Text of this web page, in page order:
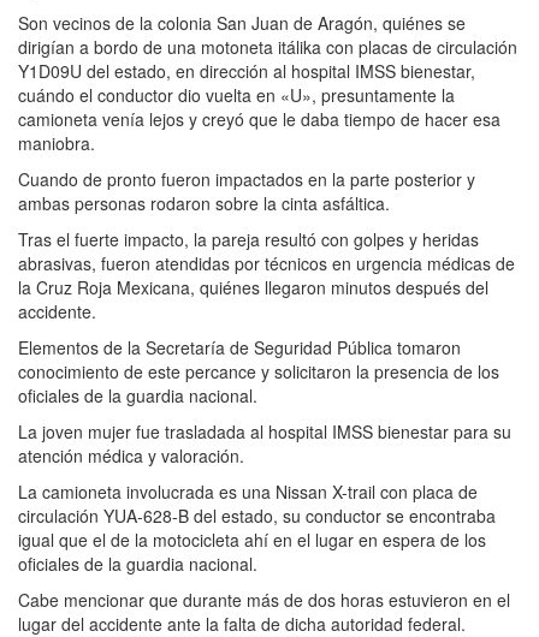
Son vecinos de la colonia San Juan de Aragón, quiénes se
dirigían a bordo de una motoneta itálika con placas de circulación
Y1D09U del estado, en dirección al hospital IMSS bienestar,
cuándo el conductor dio vuelta en «U», presuntamente la
camioneta venía lejos y creyó que le daba tiempo de hacer esa
maniobra.
Cuando de pronto fueron impactados en la parte posterior y
ambas personas rodaron sobre la cinta asfáltica.
Tras el fuerte impacto, la pareja resultó con golpes y heridas
abrasivas, fueron atendidas por técnicos en urgencia médicas de
la Cruz Roja Mexicana, quiénes llegaron minutos después del
accidente.
Elementos de la Secretaría de Seguridad Pública tomaron
conocimiento de este percance y solicitaron la presencia de los
oficiales de la guardia nacional.
La joven mujer fue trasladada al hospital IMSS bienestar para su
atención médica y valoración.
La camioneta involucrada es una Nissan X-trail con placa de
circulación YUA-628-B del estado, su conductor se encontraba
igual que el de la motocicleta ahí en el lugar en espera de los
oficiales de la guardia nacional.
Cabe mencionar que durante más de dos horas estuvieron en el
lugar del accidente ante la falta de dicha autoridad federal.